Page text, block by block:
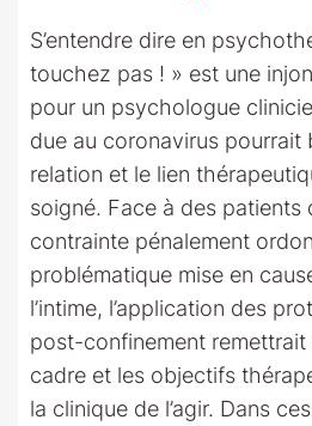
S’entendre dire en
touchez pas ! » est une
pour un psychologue
due au coronavirus pourrait
relation et le lien
soigné. Face à des patients
contrainte pénalement
problématique mise en
l’intime, l’application des
post-confinement remettrait
cadre et les objectifs
la clinique de l’agir. Dans